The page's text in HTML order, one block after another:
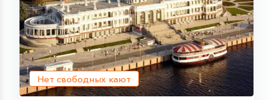
Нет свободных кают